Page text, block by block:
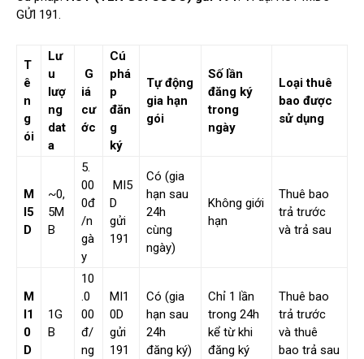
GỬI 191.
T
ê
n
g
ói
Lư
u
lượ
ng
dat
a
G
iá
cư
ớc
Cú
phá
p
đăn
g
ký
Tự động
gia hạn
gói
Số lần
đăng ký
trong
ngày
Loại thuê
bao được
sử dụng
M
I5
D
~0,
5M
B
5.
00
0đ
/n
gà
y
MI5
D
gửi
191
Có (gia
hạn sau
24h
cùng
ngày)
Không giới
hạn
Thuê bao
trả trước
và trả sau
M
I1
0
D
1G
B
10
.0
00
đ/
ng
MI1
0D
gửi
191
Có (gia
hạn sau
24h
đăng ký)
Chỉ 1 lần
trong 24h
kể từ khi
đăng ký
Thuê bao
trả trước
và thuê
bao trả sau